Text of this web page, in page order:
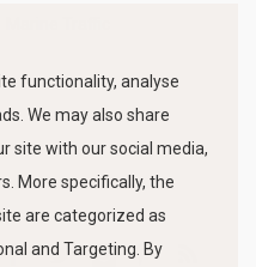
functionality, analyse
We may also share
site with our social media,
More specifically, the
are categorized as
and Targeting. By